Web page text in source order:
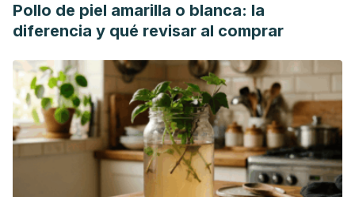
Pollo de piel amarilla o blanca: la
diferencia y qué revisar al comprar